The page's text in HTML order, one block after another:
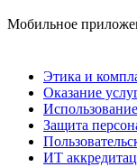
Мобильное
Этика и
Оказание
Защита
ИТ